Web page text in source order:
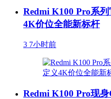
Redmi K100 Pro系
4K价位全能新标杆
3 7小时前
Redmi K100 Pro现